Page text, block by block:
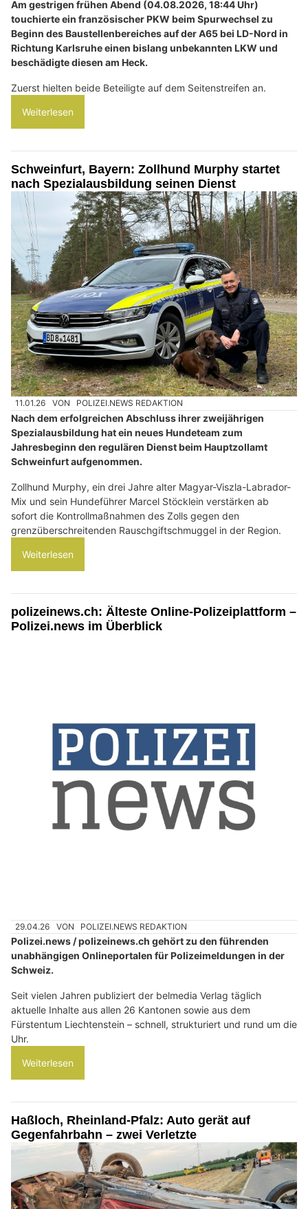
Am gestrigen frühen Abend (04.08.2026, 18:44 Uhr)
touchierte ein französischer PKW beim Spurwechsel zu
Beginn des Baustellenbereiches auf der A65 bei LD-Nord in
Richtung Karlsruhe einen bislang unbekannten LKW und
beschädigte diesen am Heck.
Zuerst hielten beide Beteiligte auf dem Seitenstreifen an.
Weiterlesen
Schweinfurt, Bayern: Zollhund Murphy startet
nach Spezialausbildung seinen Dienst
11.01.26 VON POLIZEI.NEWS REDAKTION
Nach dem erfolgreichen Abschluss ihrer zweijährigen
Spezialausbildung hat ein neues Hundeteam zum
Jahresbeginn den regulären Dienst beim Hauptzollamt
Schweinfurt aufgenommen.
Zollhund Murphy, ein drei Jahre alter Magyar-Viszla-Labrador-
Mix und sein Hundeführer Marcel Stöcklein verstärken ab
sofort die Kontrollmaßnahmen des Zolls gegen den
grenzüberschreitenden Rauschgiftschmuggel in der Region.
Weiterlesen
polizeinews.ch: Älteste Online-Polizeiplattform –
Polizei.news im Überblick
29.04.26 VON POLIZEI.NEWS REDAKTION
Polizei.news / polizeinews.ch gehört zu den führenden
unabhängigen Onlineportalen für Polizeimeldungen in der
Schweiz.
Seit vielen Jahren publiziert der belmedia Verlag täglich
aktuelle Inhalte aus allen 26 Kantonen sowie aus dem
Fürstentum Liechtenstein – schnell, strukturiert und rund um die
Uhr.
Weiterlesen
Haßloch, Rheinland-Pfalz: Auto gerät auf
Gegenfahrbahn – zwei Verletzte